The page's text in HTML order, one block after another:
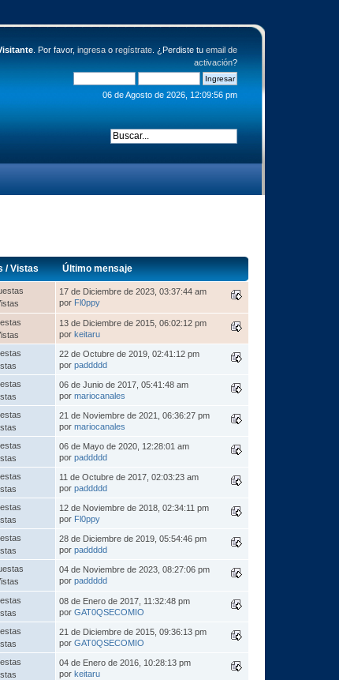
. Por favor, ingresao regístrate. ¿Perdiste tu email de
activación?
06 de Agosto de 2026, 12:09:56 pm
/Vistas
Último mensaje
17 de Diciembre de 2023, 03:37:44 am
por Fl0ppy
13 de Diciembre de 2015, 06:02:12 pm
porkeitaru
22 de Octubre de 2019, 02:41:12 pm
porpaddddd
06 de Junio de 2017, 05:41:48 am
pormariocanales
21 de Noviembre de 2021, 06:36:27 pm
pormariocanales
06 de Mayo de 2020, 12:28:01 am
porpaddddd
11 de Octubre de 2017, 02:03:23 am
porpaddddd
12 de Noviembre de 2018, 02:34:11 pm
por Fl0ppy
28 de Diciembre de 2019, 05:54:46 pm
porpaddddd
04 de Noviembre de 2023, 08:27:06 pm
porpaddddd
08 de Enero de 2017, 11:32:48 pm
porGAT0QSECOMIO
21 de Diciembre de 2015, 09:36:13 pm
porGAT0QSECOMIO
04 de Enero de 2016, 10:28:13 pm
porkeitaru